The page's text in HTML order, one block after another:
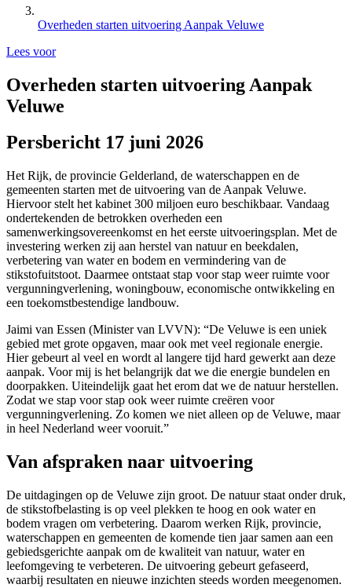
Overheden starten uitvoering Aanpak Veluwe
Lees voor
Overheden starten uitvoering Aanpak
Veluwe
Persbericht 17 juni 2026
Het Rijk, de provincie Gelderland, de waterschappen en de
gemeenten starten met de uitvoering van de Aanpak Veluwe.
Hiervoor stelt het kabinet 300 miljoen euro beschikbaar. Vandaag
ondertekenden de betrokken overheden een
samenwerkingsovereenkomst en het eerste uitvoeringsplan. Met de
investering werken zij aan herstel van natuur en beekdalen,
verbetering van water en bodem en vermindering van de
stikstofuitstoot. Daarmee ontstaat stap voor stap weer ruimte voor
vergunningverlening, woningbouw, economische ontwikkeling en
een toekomstbestendige landbouw.
Jaimi van Essen (Minister van LVVN): “De Veluwe is een uniek
gebied met grote opgaven, maar ook met veel regionale energie.
Hier gebeurt al veel en wordt al langere tijd hard gewerkt aan deze
aanpak. Voor mij is het belangrijk dat we die energie bundelen en
doorpakken. Uiteindelijk gaat het erom dat we de natuur herstellen.
Zodat we stap voor stap ook weer ruimte creëren voor
vergunningverlening. Zo komen we niet alleen op de Veluwe, maar
in heel Nederland weer vooruit.”
Van afspraken naar uitvoering
De uitdagingen op de Veluwe zijn groot. De natuur staat onder druk,
de stikstofbelasting is op veel plekken te hoog en ook water en
bodem vragen om verbetering. Daarom werken Rijk, provincie,
waterschappen en gemeenten de komende tien jaar samen aan een
gebiedsgerichte aanpak om de kwaliteit van natuur, water en
leefomgeving te verbeteren. De uitvoering gebeurt gefaseerd,
waarbij resultaten en nieuwe inzichten steeds worden meegenomen.